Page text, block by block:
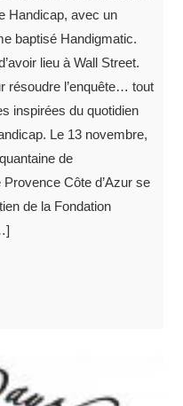
Handicap, avec un
baptisé Handigmatic.
lieu à Wall Street.
résoudre l’enquête… tout
inspirées du quotidien
Le 13 novembre,
de
Côte d’Azur se
de la Fondation